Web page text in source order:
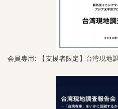
会員専用: 【支援者限定】台湾現地